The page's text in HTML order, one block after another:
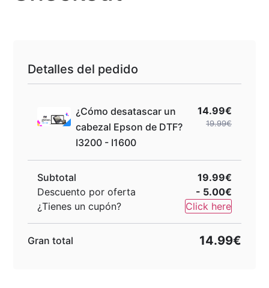
Detalles del pedido
¿Cómo desatascar un
cabezal Epson de DTF?
I3200 - I1600
14.99€
19.99€
Subtotal
19.99€
Descuento por oferta
- 5.00€
¿Tienes un cupón?
Click here
Gran total 14.99€